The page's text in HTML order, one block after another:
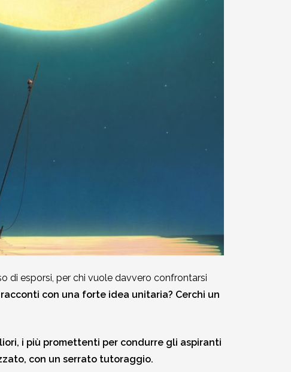
di esporsi, per chi vuole davvero confrontarsi
con una forte idea unitaria? Cerchi un
i più promettenti per condurre gli aspiranti
con un serrato tutoraggio.